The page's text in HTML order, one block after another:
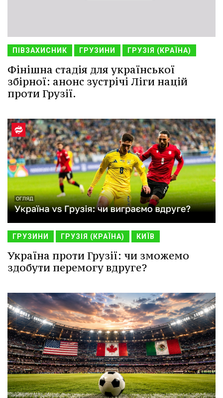
ПІВЗАХИСНИК ГРУЗИНИ ГРУЗІЯ (КРАЇНА)
Фінішна стадія для української
збірної: анонс зустрічі Ліги націй
проти Грузії.
ГРУЗИНИ ГРУЗІЯ (КРАЇНА) КИЇВ
Україна проти Грузії: чи зможемо
здобути перемогу вдруге?